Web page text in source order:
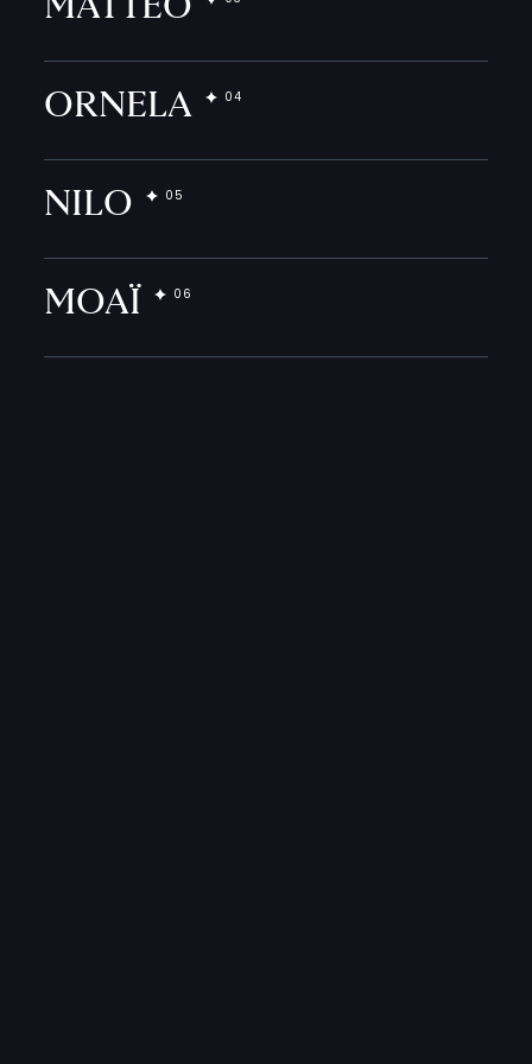
ORNELA
NILO
MOAÏ